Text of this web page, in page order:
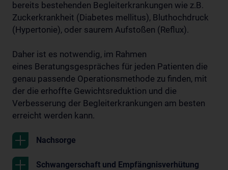
bereits bestehenden Begleiterkrankungen wie z.B.
Zuckerkrankheit (Diabetes mellitus), Bluthochdruck
(Hypertonie), oder saurem Aufstoßen (Reflux).
Daher ist es notwendig, im Rahmen
eines Beratungsgespräches für jeden Patienten die
genau passende Operationsmethode zu finden, mit
der die erhoffte Gewichtsreduktion und die
Verbesserung der Begleiterkrankungen am besten
erreicht werden kann.
Nachsorge
Schwangerschaft und Empfängnisverhütung